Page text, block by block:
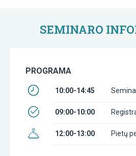
SEMINARO
PROGRAMA
10:00-14:45
09:00-10:00
12:00-13:00 Pietų